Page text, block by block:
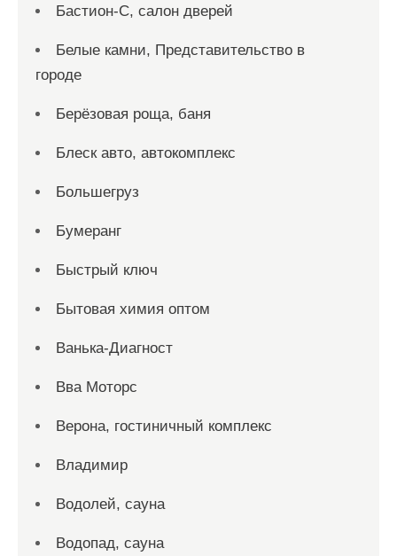
Бастион-С, салон дверей
Белые камни, Представительство в
городе
Берёзовая роща, баня
Блеск авто, автокомплекс
Большегруз
Бумеранг
Быстрый ключ
Бытовая химия оптом
Ванька-Диагност
Вва Моторс
Верона, гостиничный комплекс
Владимир
Водолей, сауна
Водопад, сауна